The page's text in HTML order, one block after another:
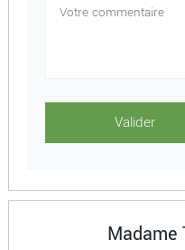
Madame